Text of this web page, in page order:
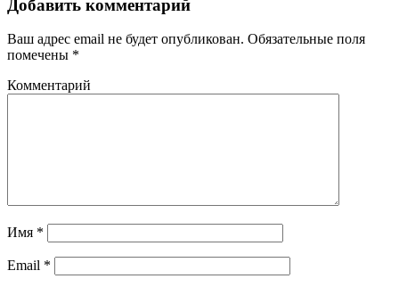
Добавить комментарий
Ваш адрес email не будет опубликован. Обязательные поля
помечены *
Комментарий
Имя *
Email *